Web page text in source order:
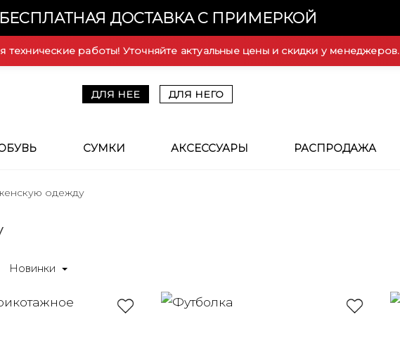
БЕСПЛАТНАЯ ДОСТАВКА С ПРИМЕРКОЙ
технические работы! Уточняйте актуальные цены и скидки у менеджеров.
ДЛЯ НЕЕ ДЛЯ НЕГО
СУМКИ АКСЕССУАРЫ РАСПРОДАЖА
одежду
Новинки